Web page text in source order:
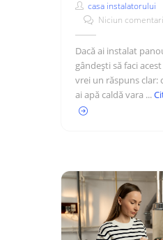
casa instalatorului
Niciun
Dacă ai instalat
gândești să faci
vrei un răspuns clar:
ai apă caldă vara ...